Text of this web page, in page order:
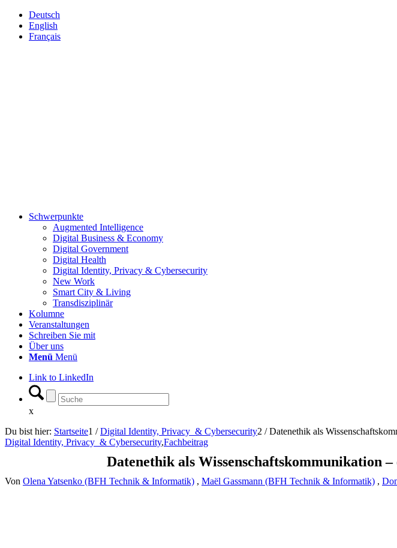
Deutsch
English
Français
Schwerpunkte
Augmented Intelligence
Digital Business & Economy
Digital Government
Digital Health
Digital Identity, Privacy & Cybersecurity
New Work
Smart City & Living
Transdisziplinär
Kolumne
Veranstaltungen
Schreiben Sie mit
Über uns
Menü Menü
Link to LinkedIn
x
Du bist hier: Startseite1 / Digital Identity, Privacy & Cybersecurity2 / Datenethik als
Digital Identity, Privacy & Cybersecurity,Fachbeitrag
Datenethik als Wissenschaftskommunikation
Von Olena Yatsenko (BFH Technik & Informatik) , Maël Gassmann (BFH Technik & Informatik) ,